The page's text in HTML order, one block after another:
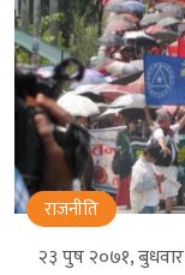
राजनीति
२३ पुष २०७१, बुधवार